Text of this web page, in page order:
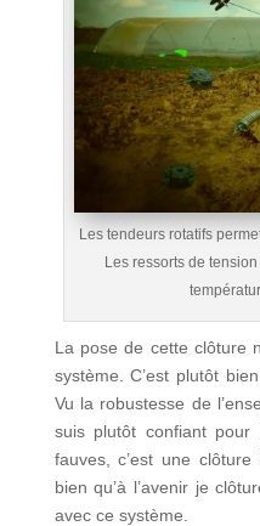
Les tendeurs rotatifs
Les ressorts de
La pose de cette clôture
système. C’est plutôt
Vu la robustesse de
suis plutôt confiant
fauves, c’est une
bien qu’à l’avenir je
avec ce système.